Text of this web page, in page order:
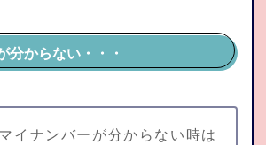
分からない・・・
マイナンバーが分からない時は